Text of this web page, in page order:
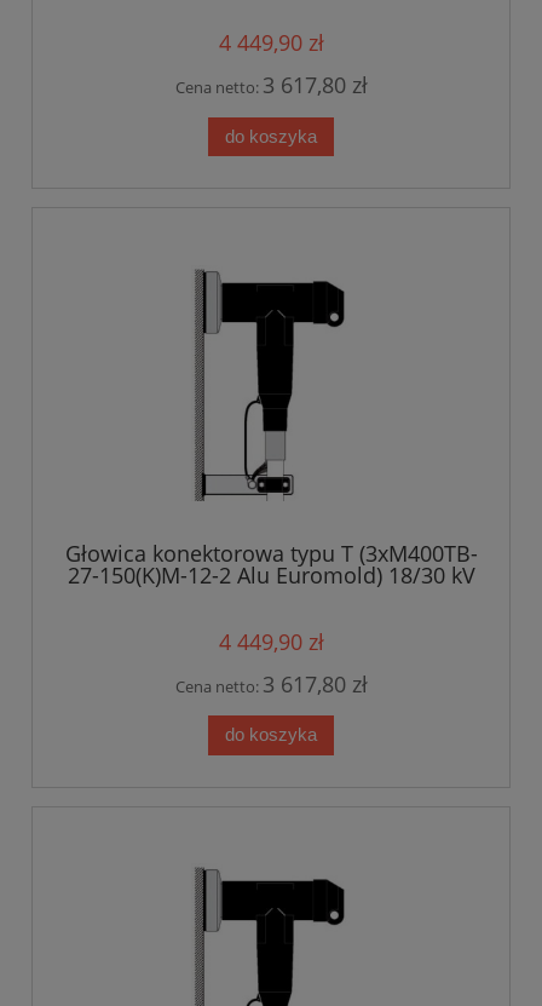
4 449,90 zł
Cena netto: 3 617,80 zł
do koszyka
Głowica konektorowa typu T (3xM400TB-
27-150(K)M-12-2 Alu Euromold) 18/30 kV
4 449,90 zł
Cena netto: 3 617,80 zł
do koszyka